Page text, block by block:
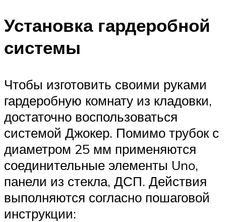
Установка гардеробной
системы
Чтобы изготовить своими руками
гардеробную комнату из кладовки,
достаточно воспользоваться
системой Джокер. Помимо трубок с
диаметром 25 мм применяются
соединительные элементы Uno,
панели из стекла, ДСП. Действия
выполняются согласно пошаговой
инструкции: